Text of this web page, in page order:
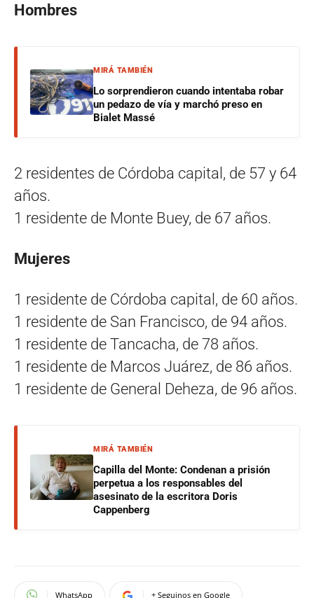
Hombres
MIRÁ TAMBIÉN
Lo sorprendieron cuando intentaba robar
un pedazo de vía y marchó preso en
Bialet Massé
2 residentes de Córdoba capital, de 57 y 64
años.
1 residente de Monte Buey, de 67 años.
Mujeres
1 residente de Córdoba capital, de 60 años.
1 residente de San Francisco, de 94 años.
1 residente de Tancacha, de 78 años.
1 residente de Marcos Juárez, de 86 años.
1 residente de General Deheza, de 96 años.
MIRÁ TAMBIÉN
Capilla del Monte: Condenan a prisión
perpetua a los responsables del
asesinato de la escritora Doris
Cappenberg
WhatsApp + Seguinos en Google